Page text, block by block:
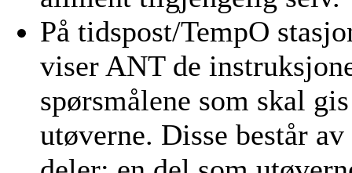
På tidspost/TempO
viser ANT de
spørsmålene som skal
utøverne. Disse består